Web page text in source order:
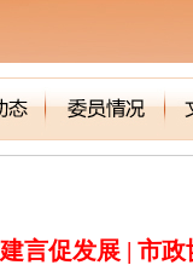
言促发展 | 市